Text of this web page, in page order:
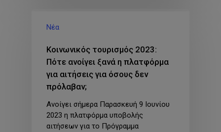
Νέα
Κοινωνικός τουρισμός 2023:
Πότε ανοίγει ξανά η πλατφόρμα
για αιτήσεις για όσους δεν
πρόλαβαν;
Ανοίγει σήμερα Παρασκευή 9 Ιουνίου
2023 η πλατφόρμα υποβολής
αιτήσεων για το Πρόγραμμα